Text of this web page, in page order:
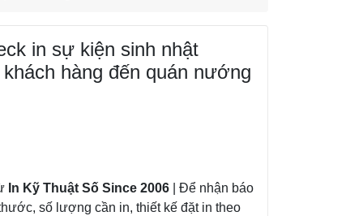
in sự kiện sinh nhật
hàng đến quán nướng
In Kỹ Thuật Số Since 2006 | Để nhận báo
số lượng cần in, thiết kế đặt in theo